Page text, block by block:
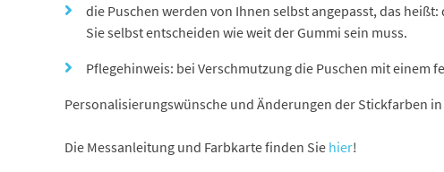
die Puschen werden von Ihnen selbst angepasst, das
Sie selbst entscheiden wie weit der Gummi sein muss.
Pflegehinweis: bei Verschmutzung die Puschen mit einem
Personalisierungswünsche und Änderungen der Stickfarben
Die Messanleitung und Farbkarte finden Sie hier!